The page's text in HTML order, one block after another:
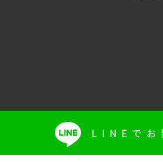
LINEでお